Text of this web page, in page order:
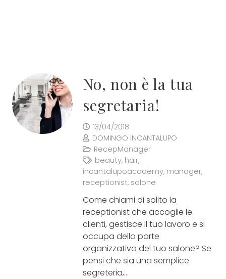
No, non è la tua
segretaria!
13/04/2018
DOMINGO INCANTALUPO
RecepManager
beauty, hair,
incantalupoacademy, manager,
receptionist, salone
Come chiami di solito la
receptionist che accoglie le
clienti, gestisce il tuo lavoro e si
occupa della parte
organizzativa del tuo salone? Se
pensi che sia una semplice
segreteria,…